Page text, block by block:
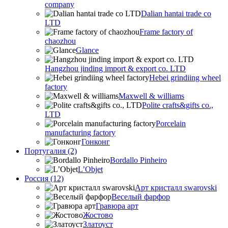
company
Dalian hantai trade co
LTD
Frame factory of
chaozhou
Glance
Hangzhou jinding import & export co. LTD
Hebei grindiing wheel
factory
Maxwell & williams
Polite crafts&gifts co.,
LTD
Porcelain
manufacturing factory
Гонконг
Португалия (2)
Bordallo Pinheiro
L’Objet
Россия (12)
Арт кристалл swarovski
Веселый фарфор
Гравюра арт
Жостово
Златоуст